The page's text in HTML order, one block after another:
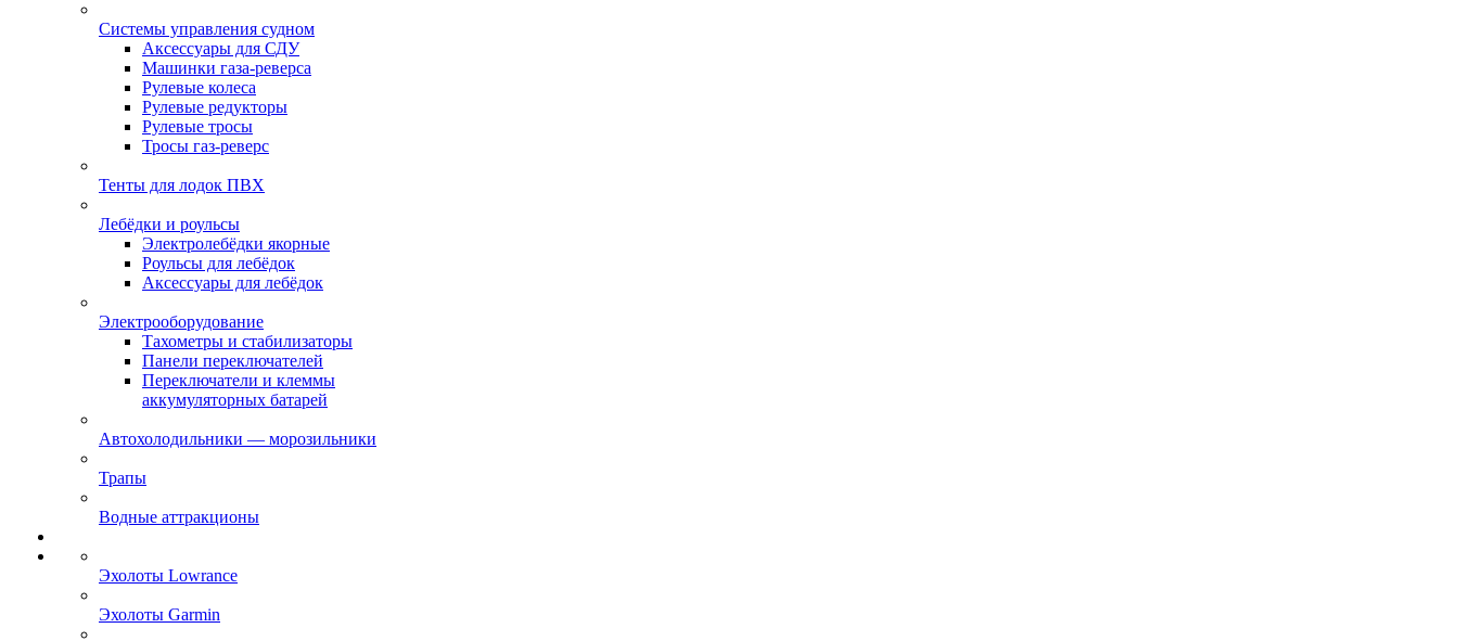
Системы управления судном
Аксессуары для СДУ
Машинки газа-реверса
Рулевые колеса
Рулевые редукторы
Рулевые тросы
Тросы газ-реверс
Тенты для лодок ПВХ
Лебёдки и роульсы
Электролебёдки якорные
Роульсы для лебёдок
Аксессуары для лебёдок
Электрооборудование
Тахометры и стабилизаторы
Панели переключателей
Переключатели и клеммы
аккумуляторных батарей
Автохолодильники — морозильники
Трапы
Водные аттракционы
Эхолоты Lowrance
Эхолоты Garmin